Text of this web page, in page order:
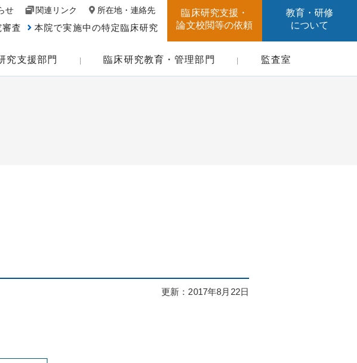
せ 関連リンク 所在地・連絡先
査 本院で実施中の特定臨床研究
臨床研究支援・
論文校閲等の依頼
教育・研修
について
究支援部門 臨床研究教育・管理部門 監査室
更新： 2017年8月22日